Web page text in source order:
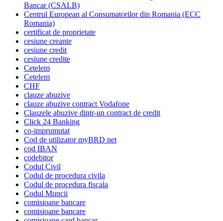
Bancar (CSALB)
Centrul European al Consumatorilor din Romania (ECC
Romania)
certificat de proprietate
cesiune creante
cesiune credit
cesiune credite
Cetelem
Cetelem
CHF
clauze abuzive
clauze abuzive contract Vodafone
Clauzele abuzive dintr-un contract de credit
Click 24 Banking
co-imprumutat
Cod de utilizator myBRD net
cod IBAN
codebitor
Codul Civil
Codul de procedura civila
Codul de procedura fiscala
Codul Muncii
comisioane bancare
comisioane bancare